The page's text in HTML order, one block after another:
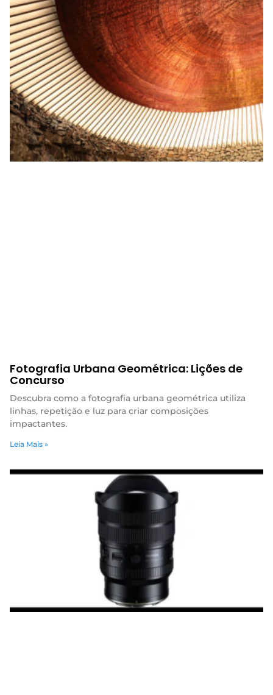
Fotografia Urbana Geométrica: Lições de
Concurso
Descubra como a fotografia urbana geométrica utiliza
linhas, repetição e luz para criar composições
impactantes.
Leia Mais »